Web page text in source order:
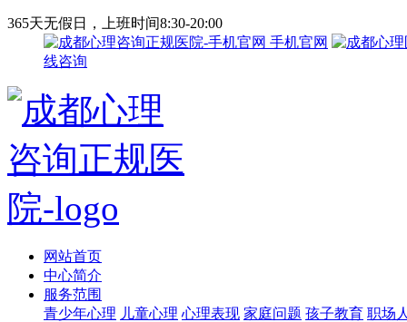
365天无假日，上班时间8:30-20:00
手机官网
线咨询
网站首页
中心简介
服务范围
青少年心理 儿童心理 心理表现 家庭问题 孩子教育 职场